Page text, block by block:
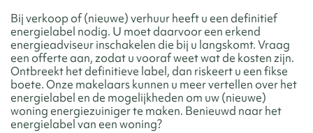
Bij verkoop of (nieuwe) verhuur heeft u een definitief
energielabel nodig. U moet daarvoor een erkend
energieadviseur inschakelen die bij u langskomt. Vraag
een offerte aan, zodat u vooraf weet wat de kosten zijn.
Ontbreekt het definitieve label, dan riskeert u een fikse
boete. Onze makelaars kunnen u meer vertellen over het
energielabel en de mogelijkheden om uw (nieuwe)
woning energiezuiniger te maken. Benieuwd naar het
energielabel van een woning?